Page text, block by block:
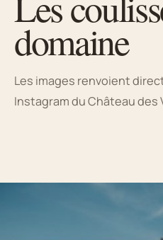
domaine
Les images renvoient
Instagram du Château des